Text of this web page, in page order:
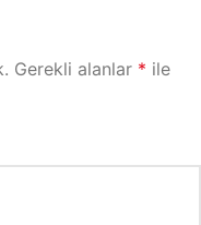
Gerekli alanlar * ile